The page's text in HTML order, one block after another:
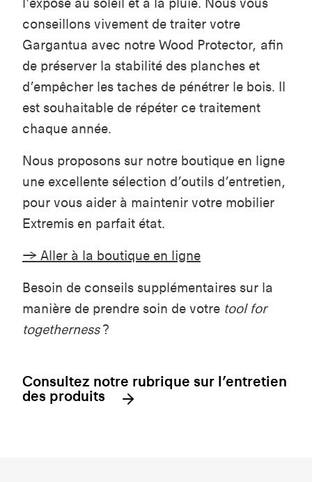
conseillons vivement de traiter votre
Gargantua avec notre Wood Protector, afin
de préserver la stabilité des planches et
d’empêcher les taches de pénétrer le bois. Il
est souhaitable de répéter ce traitement
chaque année.
Nous proposons sur notre boutique en ligne
une excellente sélection d’outils d’entretien,
pour vous aider à maintenir votre mobilier
Extremis en parfait état.
→ Aller à la boutique en ligne
Besoin de conseils supplémentaires sur la
manière de prendre soin de votre tool for
togetherness?
Consultez notre rubrique sur l’entretien
des produits